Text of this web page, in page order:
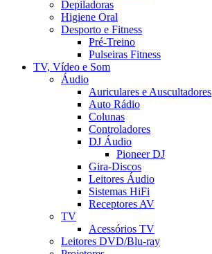
Depiladoras
Higiene Oral
Desporto e Fitness
Pré-Treino
Pulseiras Fitness
TV, Vídeo e Som
Áudio
Auriculares e Auscultadores
Auto Rádio
Colunas
Controladores
DJ Áudio
Pioneer DJ
Gira-Discos
Leitores Áudio
Sistemas HiFi
Receptores AV
TV
Acessórios TV
Leitores DVD/Blu-ray